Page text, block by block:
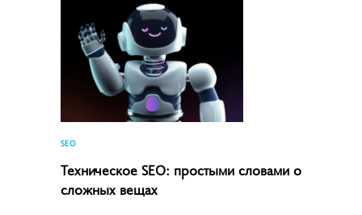
SEO
Техническое SEO: простыми словами о
сложных вещах